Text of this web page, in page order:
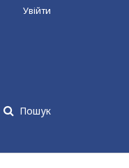
Пошук
Увійти